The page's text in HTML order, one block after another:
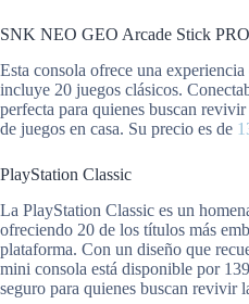
SNK NEO GEO Arcade Stick PRO
Esta consola ofrece una experiencia
incluye 20 juegos clásicos.
perfecta para quienes buscan
de juegos en casa. Su precio es de
PlayStation Classic
La PlayStation Classic es un
ofreciendo 20 de los títulos más
plataforma. Con un diseño que
mini consola está disponible por
seguro para quienes buscan revivir